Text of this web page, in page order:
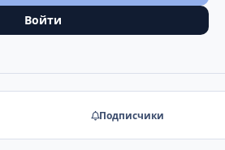
Войти
Подписчики